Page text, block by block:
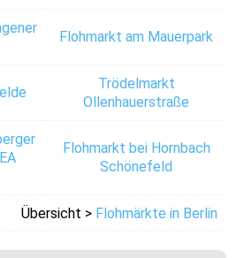
Flohmarkt am Mauerpark
Trödelmarkt
Ollenhauerstraße
Flohmarkt bei Hornbach
Schönefeld
Übersicht > Flohmärkte in Berlin